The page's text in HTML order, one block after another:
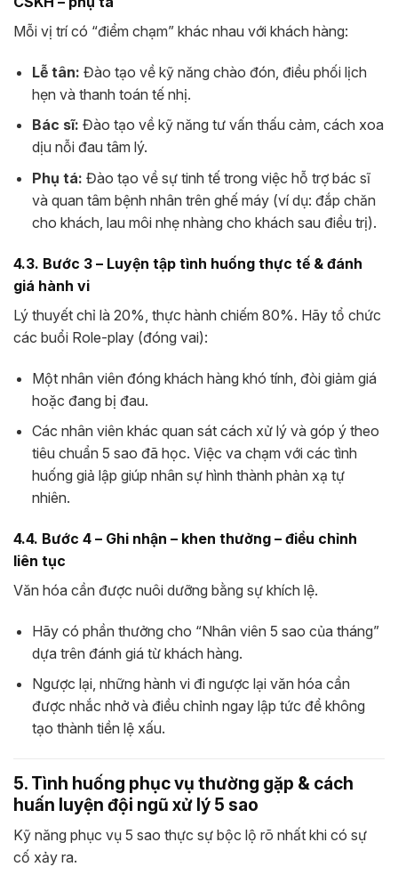
Mỗi vị trí có “điểm chạm” khác nhau với khách hàng:
Lễ tân: Đào tạo về kỹ năng chào đón, điều phối lịch
hẹn và thanh toán tế nhị.
Bác sĩ: Đào tạo về kỹ năng tư vấn thấu cảm, cách xoa
dịu nỗi đau tâm lý.
Phụ tá: Đào tạo về sự tinh tế trong việc hỗ trợ bác sĩ
và quan tâm bệnh nhân trên ghế máy (ví dụ: đắp chăn
cho khách, lau môi nhẹ nhàng cho khách sau điều trị).
4.3. Bước 3 – Luyện tập tình huống thực tế & đánh
giá hành vi
Lý thuyết chỉ là 20%, thực hành chiếm 80%. Hãy tổ chức
các buổi Role-play (đóng vai):
Một nhân viên đóng khách hàng khó tính, đòi giảm giá
hoặc đang bị đau.
Các nhân viên khác quan sát cách xử lý và góp ý theo
tiêu chuẩn 5 sao đã học. Việc va chạm với các tình
huống giả lập giúp nhân sự hình thành phản xạ tự
nhiên.
4.4. Bước 4 – Ghi nhận – khen thưởng – điều chỉnh
liên tục
Văn hóa cần được nuôi dưỡng bằng sự khích lệ.
Hãy có phần thưởng cho “Nhân viên 5 sao của tháng”
dựa trên đánh giá từ khách hàng.
Ngược lại, những hành vi đi ngược lại văn hóa cần
được nhắc nhở và điều chỉnh ngay lập tức để không
tạo thành tiền lệ xấu.
5. Tình huống phục vụ thường gặp & cách
huấn luyện đội ngũ xử lý 5 sao
Kỹ năng phục vụ 5 sao thực sự bộc lộ rõ nhất khi có sự
cố xảy ra.